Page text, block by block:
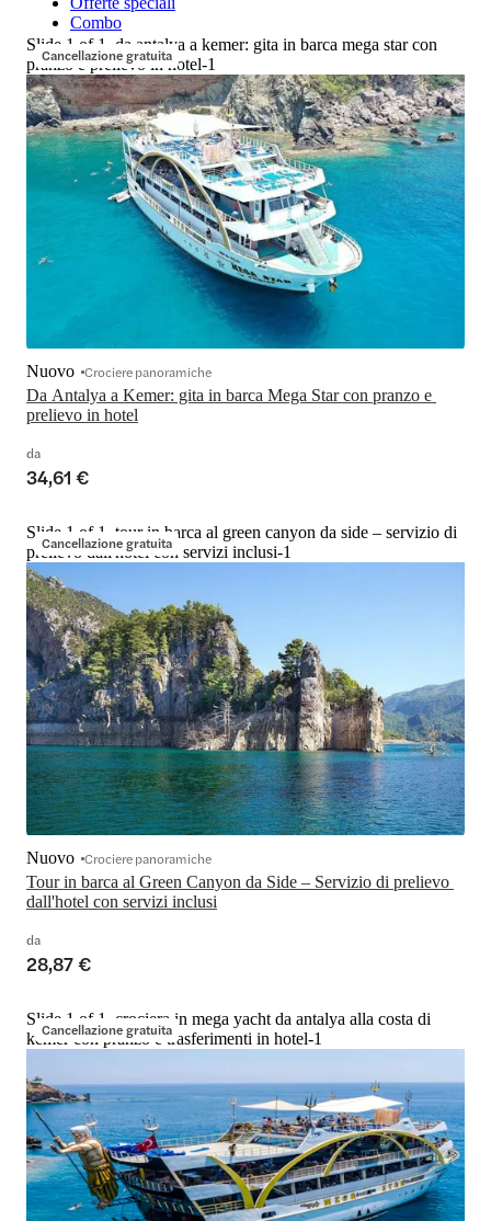
Combo
Cancellazione gratuita
Slide 1 of 1, da antalya a kemer: gita in barca mega star con
pranzo e prelievo in hotel-1
Da Antalya a Kemer: gita in barca Mega Star con pranzo e
prelievo in hotel
Nuovo Crociere panoramiche
da
34,61 €
Cancellazione gratuita
Slide 1 of 1, tour in barca al green canyon da side – servizio di
prelievo dall'hotel con servizi inclusi-1
Tour in barca al Green Canyon da Side – Servizio di prelievo
dall'hotel con servizi inclusi
Nuovo Crociere panoramiche
da
28,87 €
Cancellazione gratuita
Slide 1 of 1, crociera in mega yacht da antalya alla costa di
kemer con pranzo e trasferimenti in hotel-1